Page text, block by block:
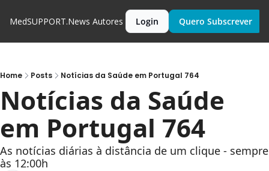
MedSUPPORT.News Autores Login Quero Subscrever
Home Posts Notícias da Saúde em Portugal 764
Notícias da Saúde
em Portugal 764
As notícias diárias à distância de um clique - sempre
às 12:00h